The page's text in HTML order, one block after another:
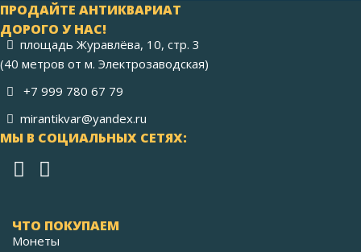
ПРОДАЙТЕ АНТИКВАРИАТ
ДОРОГО У НАС!
площадь Журавлёва, 10, стр. 3
(40 метров от м. Электрозаводская)
+7 999 780 67 79
mirantikvar@yandex.ru
МЫ В СОЦИАЛЬНЫХ СЕТЯХ:
ЧТО ПОКУПАЕМ
Монеты